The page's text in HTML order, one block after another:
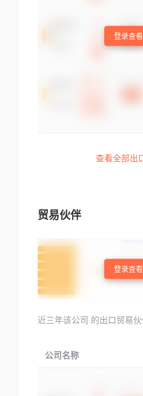
登录查
查看全部出
贸易伙伴
登录查
近三年该公司 的出口贸易
公司名称